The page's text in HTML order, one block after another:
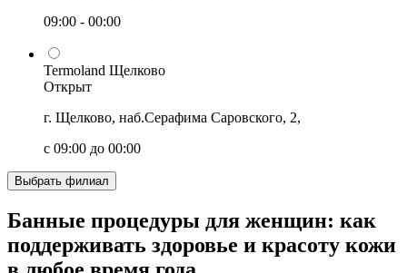
09:00 - 00:00
Termoland Щелково
Открыт
г. Щелково, наб.Серафима Саровского, 2,
с 09:00 до 00:00
Выбрать филиал
Банные процедуры для женщин: как
поддерживать здоровье и красоту кожи